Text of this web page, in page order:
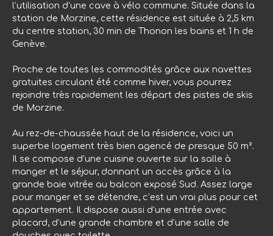
l’utilisation d’une cave à vélo commune. Située dans la
station de Morzine, cette résidence est située à 2,5 km
du centre station, 30 min de Thonon les bains et 1 h de
Genève.
Proche de toutes les commodités grâce aux navettes
gratuites circulant été comme hiver, vous pourrez
rejoindre très rapidement les départ des pistes de skis
de Morzine.
Au rez-de-chaussée haut de la résidence, voici un
superbe logement très bien agencé de presque 50 m².
Il se compose d’une cuisine ouverte sur la salle à
manger et le séjour, donnant un accès grâce à la
grande baie vitrée au balcon exposé Sud. Assez large
pour manger et se détendre, c’est un vrai plus pour cet
appartement. Il dispose aussi d’une entrée avec
placard, d’une grande chambre et d’une salle de